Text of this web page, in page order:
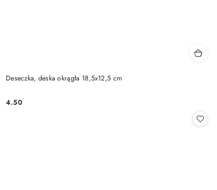
Deseczka, deska okrągła 18,5x12,5 cm
Cena:
4.50